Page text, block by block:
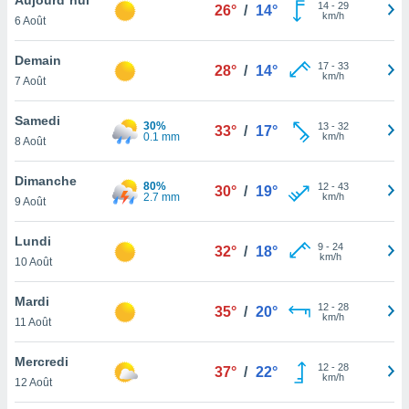
et
»,
au
vous
qu'ils
ou
le
ainsi
un
la
du
6 Août
26° / 14° 14- 29
km/h
Demain
7 Août
28° / 14° 17- 33
km/h
Samedi
8 Août
30%
0.1 mm
33° / 17° 13- 32
km/h
Dimanche
9 Août
80%
2.7 mm
30° / 19° 12- 43
km/h
Lundi
10 Août
32° / 18° 9- 24
km/h
Mardi
11 Août
35° / 20° 12- 28
km/h
Mercredi
12 Août
37° / 22° 12- 28
km/h